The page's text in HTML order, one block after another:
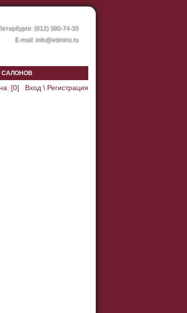
(812) 380-74-30
E-mail: info@edmins.ru
САЛОНОВ
[0] Вход \ Регистрация